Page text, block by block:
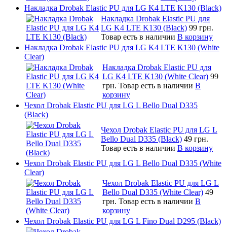
Накладка Drobak Elastic PU для LG K4 LTE K130 (Black)
Накладка Drobak Elastic PU для
LG K4 LTE K130 (Black) 99 грн.
Товар есть в наличии В корзину
Накладка Drobak Elastic PU для LG K4 LTE K130 (White
Clear)
Накладка Drobak Elastic PU для
LG K4 LTE K130 (White Clear) 99
грн. Товар есть в наличии В
корзину
Чехол Drobak Elastic PU для LG L Bello Dual D335
(Black)
Чехол Drobak Elastic PU для LG L
Bello Dual D335 (Black) 49 грн.
Товар есть в наличии В корзину
Чехол Drobak Elastic PU для LG L Bello Dual D335 (White
Clear)
Чехол Drobak Elastic PU для LG L
Bello Dual D335 (White Clear) 49
грн. Товар есть в наличии В
корзину
Чехол Drobak Elastic PU для LG L Fino Dual D295 (Black)